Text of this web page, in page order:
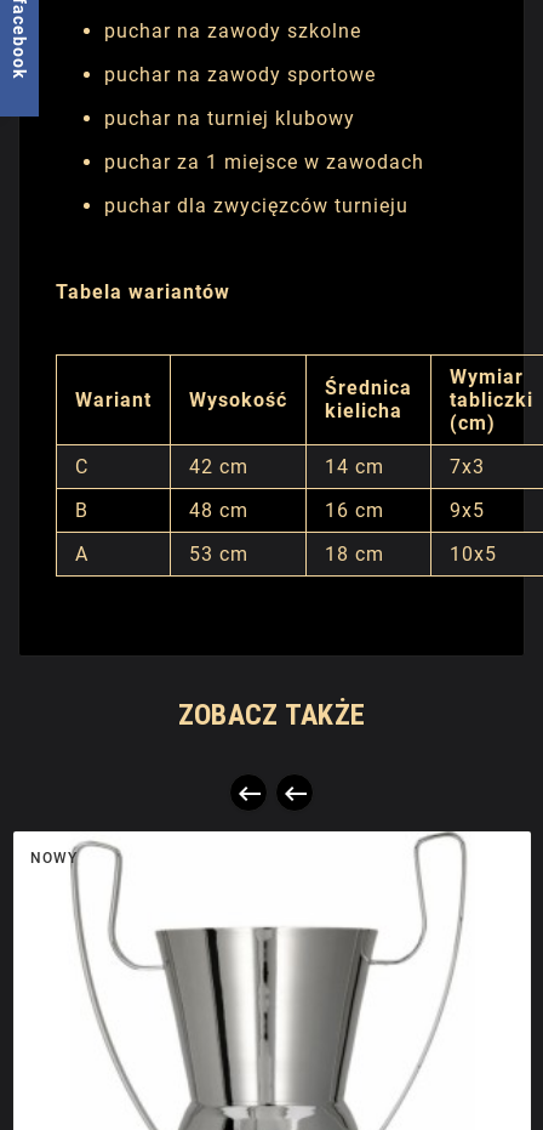
puchar na zawody szkolne
puchar na zawody sportowe
puchar na turniej klubowy
puchar za 1 miejsce w zawodach
puchar dla zwycięzców turnieju
Tabela wariantów
Wariant Wysokość
Średnica
kielicha
Wymiar
tabliczki
(cm)
C
42 cm 14 cm
7x3
B
48 cm 16 cm
9x5
A
53 cm 18 cm 10x5
ZOBACZ TAKŻE
 
NOWY
facebook